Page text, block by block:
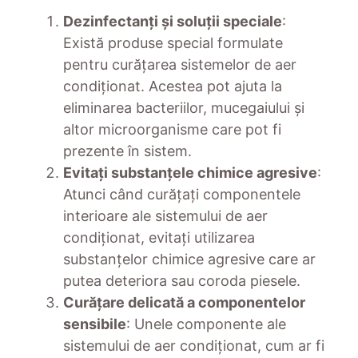
Dezinfectanți și soluții speciale:
Există produse special formulate
pentru curățarea sistemelor de aer
condiționat. Acestea pot ajuta la
eliminarea bacteriilor, mucegaiului și
altor microorganisme care pot fi
prezente în sistem.
Evitați substanțele chimice agresive:
Atunci când curățați componentele
interioare ale sistemului de aer
condiționat, evitați utilizarea
substanțelor chimice agresive care ar
putea deteriora sau coroda piesele.
Curățare delicată a componentelor
sensibile: Unele componente ale
sistemului de aer condiționat, cum ar fi